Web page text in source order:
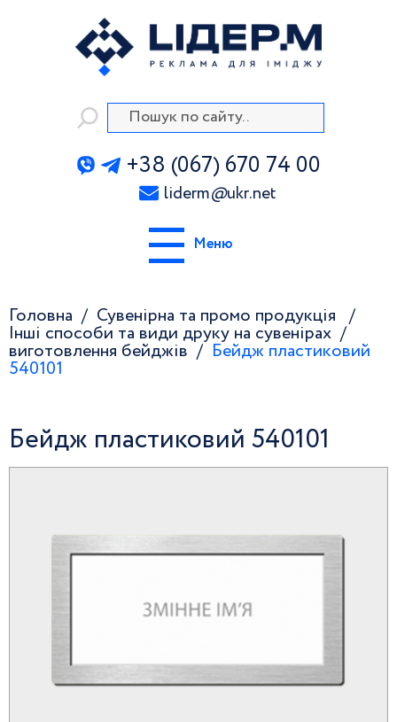
+38 (067) 670 74 00
liderm@ukr.net
Меню
Головна
Сувенірна та промо продукція
Інші способи та види друку на сувенірах
виготовлення бейджів
Бейдж пластиковий
540101
Бейдж пластиковий 540101